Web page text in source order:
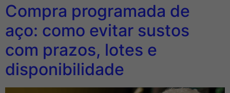
Compra programada de
aço: como evitar sustos
com prazos, lotes e
disponibilidade